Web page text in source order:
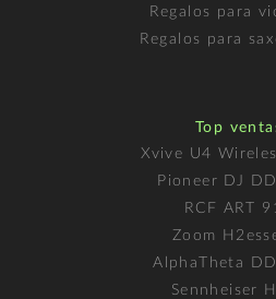
Regalos para
Regalos para
Top
Xvive U4
Pioneer DJ
RCF ART
Zoom
AlphaTheta
Sennheiser